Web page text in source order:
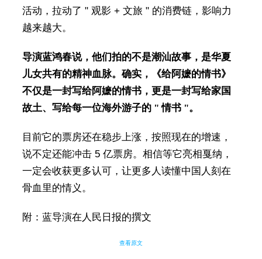
活动，拉动了 " 观影 + 文旅 " 的消费链，影响力
越来越大。
导演蓝鸿春说，他们拍的不是潮汕故事，是华夏
儿女共有的精神血脉。确实，《给阿嬷的情书》
不仅是一封写给阿嬷的情书，更是一封写给家国
故土、写给每一位海外游子的 " 情书 "。
目前它的票房还在稳步上涨，按照现在的增速，
说不定还能冲击 5 亿票房。相信等它亮相戛纳，
一定会收获更多认可，让更多人读懂中国人刻在
骨血里的情义。
附：蓝导演在人民日报的撰文
查看原文